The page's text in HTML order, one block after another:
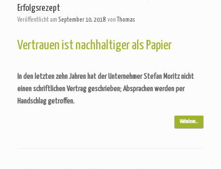
Erfolgsrezept
Veröffentlicht am September 10, 2018 von Thomas
Vertrauen ist nachhaltiger als Papier
In den letzten zehn Jahren hat der Unternehmer Stefan Moritz nicht
einen schriftlichen Vertrag geschrieben; Absprachen werden per
Handschlag getroffen.
Weiterlesen…